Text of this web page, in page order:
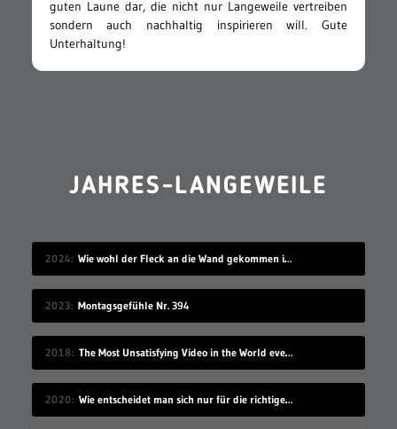
guten Laune dar, die nicht nur Langeweile vertreiben
sondern auch nachhaltig inspirieren will. Gute
Unterhaltung!
JAHRES-LANGEWEILE
2024 Wie wohl der Fleck an die Wand gekommen ist?
2023 Montagsgefühle Nr. 394
2018 The Most Unsatisfying Video in the World ever made – part 2
2020 Wie entscheidet man sich nur für die richtige Idee?